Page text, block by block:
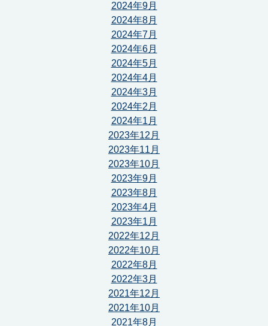
2024年9月
2024年8月
2024年7月
2024年6月
2024年5月
2024年4月
2024年3月
2024年2月
2024年1月
2023年12月
2023年11月
2023年10月
2023年9月
2023年8月
2023年4月
2023年1月
2022年12月
2022年10月
2022年8月
2022年3月
2021年12月
2021年10月
2021年8月